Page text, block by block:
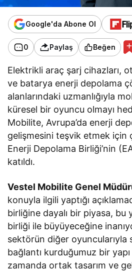
Google'da Abone Ol
0 Paylaş Beğen
Elektrikli araç şarj cihazları,
ve batarya enerji depolama
alanlarındaki uzmanlığıyla
küresel bir oyuncu olmayı
Mobilite, Avrupa’da enerji
gelişmesini teşvik etmek için
Enerji Depolama Birliği’nin
katıldı.
Vestel Mobilite Genel
konuyla ilgili yaptığı
birliğine dayalı bir piyasa, bu
birliği ile büyüyeceğine
sektörün diğer oyuncularıyla
bağlantı kurduğumuz bir yapı
zamanda ortak tasarım ve